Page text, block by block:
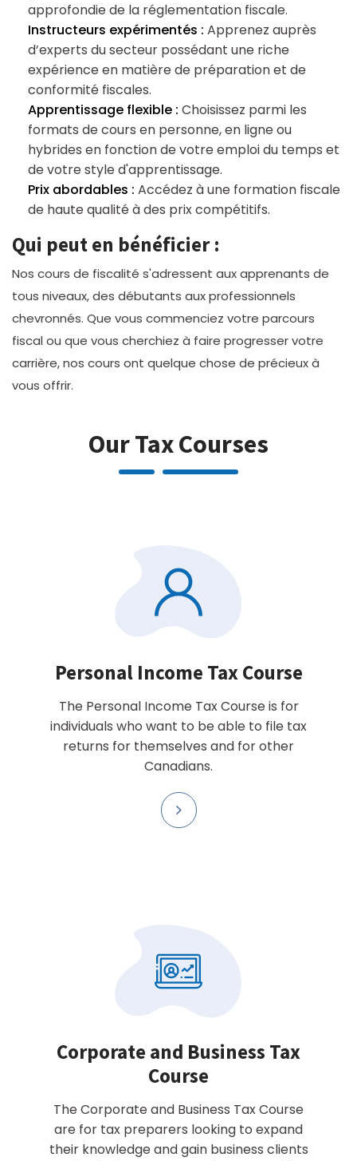
approfondie de la réglementation fiscale.
Instructeurs expérimentés : Apprenez auprès
d’experts du secteur possédant une riche
expérience en matière de préparation et de
conformité fiscales.
Apprentissage flexible : Choisissez parmi les
formats de cours en personne, en ligne ou
hybrides en fonction de votre emploi du temps et
de votre style d'apprentissage.
Prix abordables : Accédez à une formation fiscale
de haute qualité à des prix compétitifs.
Qui peut en bénéficier :
Nos cours de fiscalité s'adressent aux apprenants de
tous niveaux, des débutants aux professionnels
chevronnés. Que vous commenciez votre parcours
fiscal ou que vous cherchiez à faire progresser votre
carrière, nos cours ont quelque chose de précieux à
vous offrir.​
Our Tax Courses
Personal Income Tax Course
The Personal Income Tax Course is for
individuals who want to be able to file tax
returns for themselves and for other
Canadians.
Corporate and Business Tax
Course
The Corporate and Business Tax Course
are for tax preparers looking to expand
their knowledge and gain business clients